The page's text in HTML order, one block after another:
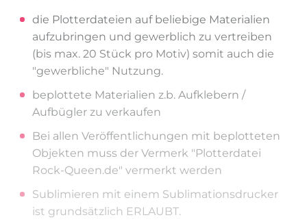
die Plotterdateien auf beliebige Materialien
aufzubringen und gewerblich zu vertreiben
(bis max. 20 Stück pro Motiv) somit auch die
"gewerbliche" Nutzung.
beplottete Materialien z.b. Aufklebern /
Aufbügler zu verkaufen
Bei allen Veröffentlichungen mit beplotteten
Objekten muss der Vermerk "Plotterdatei
Rock-Queen.de" vermerkt werden
Sublimieren mit einem Sublimationsdrucker
ist grundsätzlich ERLAUBT.